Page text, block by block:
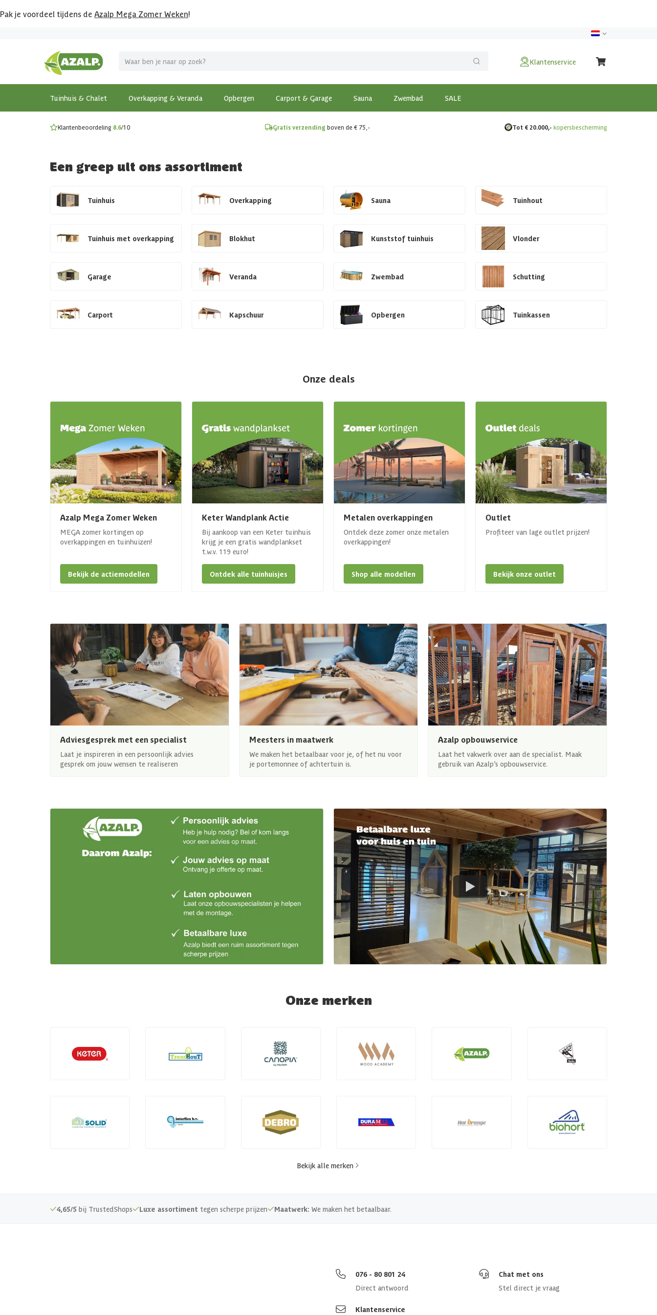
Pak je voordeel tijdens de Azalp Mega Zomer Weken!
Klantenservice
Tuinhuis & Chalet Overkapping & Veranda Opbergen Carport & Garage Sauna Zwembad SALE
MEGA zomer kortingen op overkappingen en tuinhuizen!
Bekijk de actiemodellen
Gratis wandplankset
Ontdek onze metalen overkappingen
Klantenbeoordeling 8.6/10 Gratis verzending boven de € 75,- Tot € 20.000,- kopersbescherming
Een greep uit ons assortiment
Tuinhuis Overkapping Sauna Tuinhout
Tuinhuis met overkapping Blokhut Kunststof tuinhuis Vlonder
Garage Veranda Zwembad Schutting
Carport Kapschuur Opbergen Tuinkassen
Onze deals
Azalp Mega Zomer Weken
MEGA zomer kortingen op
overkappingen en tuinhuizen!
Bekijk de actiemodellen
Keter Wandplank Actie
Bij aankoop van een Keter tuinhuis
krijg je een gratis wandplankset
t.w.v. 119 euro!
Ontdek alle tuinhuisjes
Metalen overkappingen
Ontdek deze zomer onze metalen
overkappingen!
Shop alle modellen
Outlet
Profiteer van lage outlet prijzen!
Bekijk onze outlet
Adviesgesprek met een specialist
Laat je inspireren in een persoonlijk advies
gesprek om jouw wensen te realiseren
Meesters in maatwerk
We maken het betaalbaar voor je, of het nu voor
je portemonnee of achtertuin is.
Azalp opbouwservice
Laat het vakwerk over aan de specialist. Maak
gebruik van Azalp’s opbouwservice.
Onze merken
Bekijk alle merken
4,65/5 bij TrustedShops Luxe assortiment tegen scherpe prijzen Maatwerk: We maken het betaalbaar.
076 - 80 801 24
Direct antwoord
Chat met ons
Stel direct je vraag
Klantenservice